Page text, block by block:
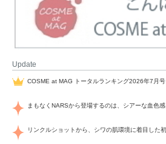
Update
COSME at MAG トータルランキング2026年7月号